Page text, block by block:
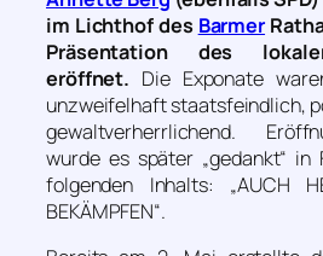
im Lichthof des Barmer
Präsentation des
eröffnet. Die Exponate
unzweifelhaft staatsfeindlich,
gewaltverherrlichend.
wurde es später „gedankt“ in
folgenden Inhalts: „AUCH
BEKÄMPFEN“.